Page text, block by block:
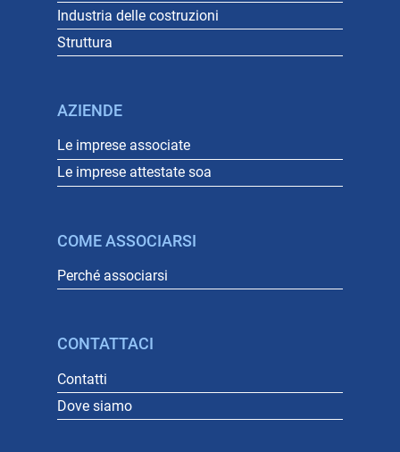
Industria delle costruzioni
Struttura
AZIENDE
Le imprese associate
Le imprese attestate soa
COME ASSOCIARSI
Perché associarsi
CONTATTACI
Contatti
Dove siamo